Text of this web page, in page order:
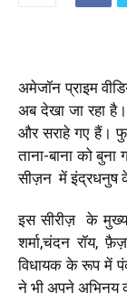
अमेजॉन प्राइम
अब देखा जा रहा
और सराहे गए हैं।
ताना-बाना को
सीज़न में इंद्रधनुष
इस सीरीज़
के मुख्य
शर्मा,चंदन रॉय,
विधायक के रूप में
ने भी अपने अभिनय